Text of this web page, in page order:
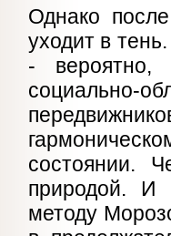
Однако
уходит в
- вероятно,
социально-
состоянии.
природой. И
методу